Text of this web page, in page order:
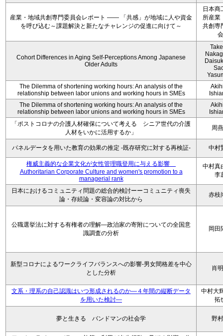
産業・地域共創専門委員会レポート ―― 「共感」が地域に人や資金
を呼び込む～課題解決と新たなチャレンジの促進に向けて～
日本商
所産業
共創専
会
Cohort Differences in Aging Self-Perceptions Among Japanese
Older Adults
The Dilemma of shortening working hours: An analysis of the
relationship between labor unions and working hours in SMEs
The Dilemma of shortening working hours: An analysis of the
relationship between labor unions and working hours in SMEs
「ポストコロナの介護人材確保について考える シニア世代の介護
人材をいかに活用するか」
周
パネルデータを用いた教育の効果の推定 -既存研究に対する再検証- 中村
権威主義的な企業文化が女性管理職登用に与える影響
Authoritarian Corporate Culture and women's promotion to a
managerial rank
中村
李
日本におけるコミュニティ問題の総合的検討ーーコミュニティ喪失
論・存続論・変容論の対比から
赤枝
公職選挙法に対する有権者の理解―政治家の寄附についての全国意
識調査の分析
岡田
新型コロナによるワークライフバランスへの影響-男女間格差を中心
とした分析
肖
文系・理系の自己認識はいつ形成されるのか―４年間の縦断データ
を用いた検討―
中村大
拓
夢と生きる バンドマンの社会学 野